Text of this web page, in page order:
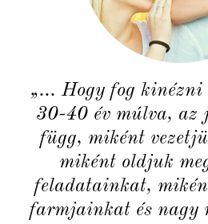
„... Hogy fog
30-40 év múlva, az
függ, miként
miként oldjuk
feladatainkat,
farmjainkat és nagy